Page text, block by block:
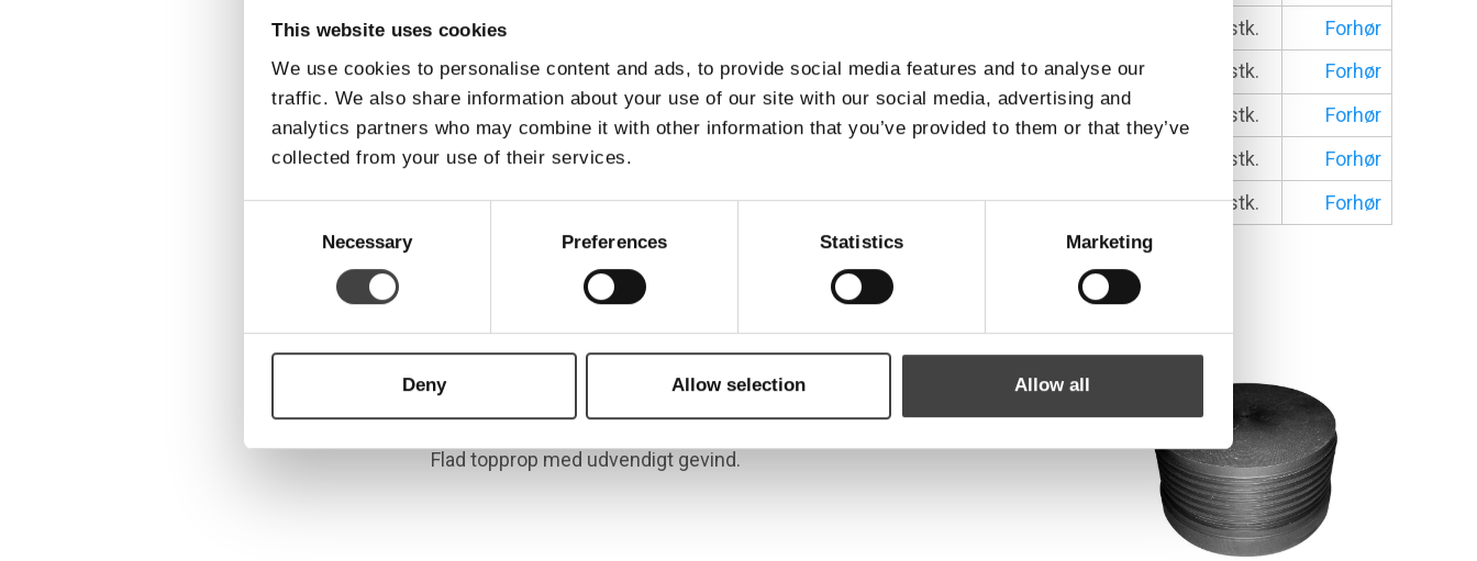
This website uses cookies
We use cookies to personalise content and ads, to provide social media features and to analyse our
traffic. We also share information about your use of our site with our social media, advertising and
analytics partners who may combine it with other information that you’ve provided to them or that they’ve
collected from your use of their services.
Necessary Preferences Statistics Marketing
Deny Allow selection Allow all
2216020DC
stk.
Forhør
2220020DC
Ø200 PVC Prop T1D stk.
Forhør
Ø225 PVC Prop T1D stk.
Forhør
2225020DC
Ø250 PVC Prop T1D stk.
Forhør
2231520DC
Ø315 PVC Prop T1D stk. Forhør
T4U PVC
Flad topprop med udvendigt gevind.